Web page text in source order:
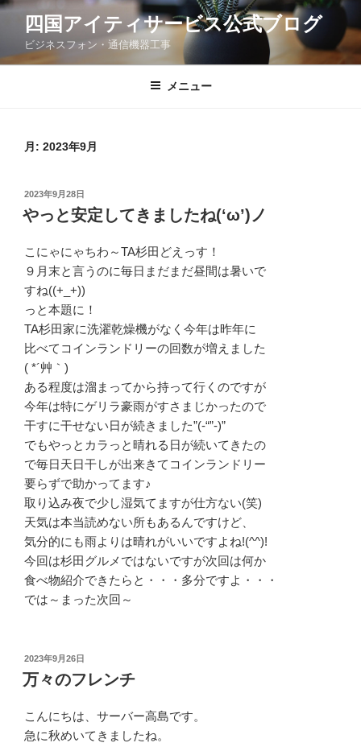
コ
ン
四国アイティサービス公式ブログ
ビジネスフォン・通信機器工事
メニュー
月: 2023年9月
投
稿
日:
2023年9月28日
やっと安定してきましたね(‘ω’)ノ
こにゃにゃちわ～TA杉田どえっす！
９月末と言うのに毎日まだまだ昼間は暑いで
すね((+_+))
っと本題に！
TA杉田家に洗濯乾燥機がなく今年は昨年に
比べてコインランドリーの回数が増えました
( *´艸｀)
ある程度は溜まってから持って行くのですが
今年は特にゲリラ豪雨がすさまじかったので
干すに干せない日が続きました”(-“”-)”
でもやっとカラっと晴れる日が続いてきたの
で毎日天日干しが出来きてコインランドリー
要らずで助かってます♪
取り込み夜で少し湿気てますが仕方ない(笑)
天気は本当読めない所もあるんですけど、
気分的にも雨よりは晴れがいいですよね!(^^)!
今回は杉田グルメではないですが次回は何か
食べ物紹介できたらと・・・多分ですよ・・・
では～まった次回～
投
稿
日:
2023年9月26日
万々のフレンチ
こんにちは、サーバー高島です。
急に秋めいてきましたね。